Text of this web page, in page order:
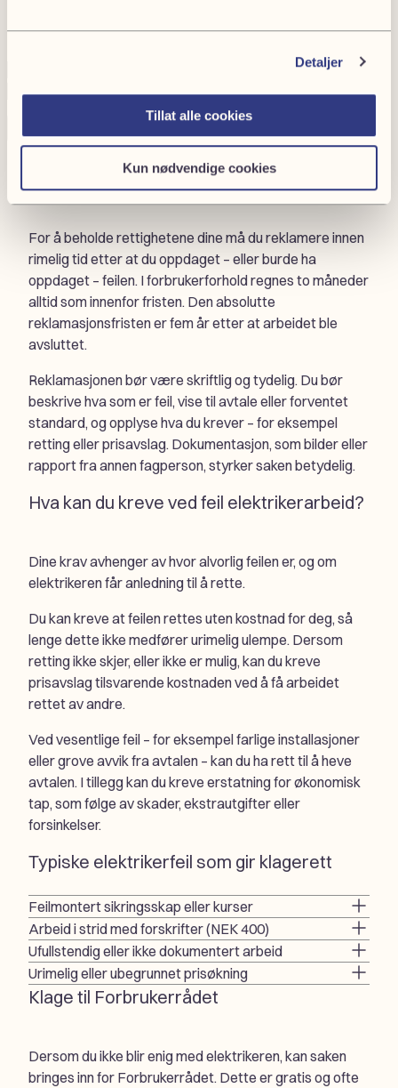
Detaljer
Tillat alle cookies
Kun nødvendige cookies
or Bedrift
Reklamasjon på elektrikerarbeid – frister
For å beholde rettighetene dine må du reklamere innen
rimelig tid etter at du oppdaget – eller burde ha
oppdaget – feilen. I forbrukerforhold regnes to måneder
alltid som innenfor fristen. Den absolutte
reklamasjonsfristen er fem år etter at arbeidet ble
avsluttet.
Reklamasjonen bør være skriftlig og tydelig. Du bør
beskrive hva som er feil, vise til avtale eller forventet
standard, og opplyse hva du krever – for eksempel
retting eller prisavslag. Dokumentasjon, som bilder eller
rapport fra annen fagperson, styrker saken betydelig.
Hva kan du kreve ved feil elektrikerarbeid?
Dine krav avhenger av hvor alvorlig feilen er, og om
elektrikeren får anledning til å rette.
Du kan kreve at feilen rettes uten kostnad for deg, så
lenge dette ikke medfører urimelig ulempe. Dersom
retting ikke skjer, eller ikke er mulig, kan du kreve
prisavslag tilsvarende kostnaden ved å få arbeidet
rettet av andre.
Ved vesentlige feil – for eksempel farlige installasjoner
eller grove avvik fra avtalen – kan du ha rett til å heve
avtalen. I tillegg kan du kreve erstatning for økonomisk
tap, som følge av skader, ekstrautgifter eller
forsinkelser.
Typiske elektrikerfeil som gir klagerett
Feilmontert sikringsskap eller kurser
Arbeid i strid med forskrifter (NEK 400)
Ufullstendig eller ikke dokumentert arbeid
Urimelig eller ubegrunnet prisøkning
Klage til Forbrukerrådet
Dersom du ikke blir enig med elektrikeren, kan saken
bringes inn for Forbrukerrådet. Dette er gratis og ofte